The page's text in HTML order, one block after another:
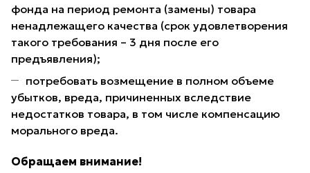
фонда на период ремонта (замены) товара
ненадлежащего качества (срок удовлетворения
такого требования – 3 дня после его
предъявления);
потребовать возмещение в полном объеме
убытков, вреда, причиненных вследствие
недостатков товара, в том числе компенсацию
морального вреда.
Обращаем внимание!